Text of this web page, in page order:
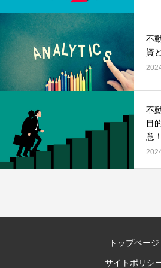
不
資
不
目
意！
トップページ
サイトポリシ